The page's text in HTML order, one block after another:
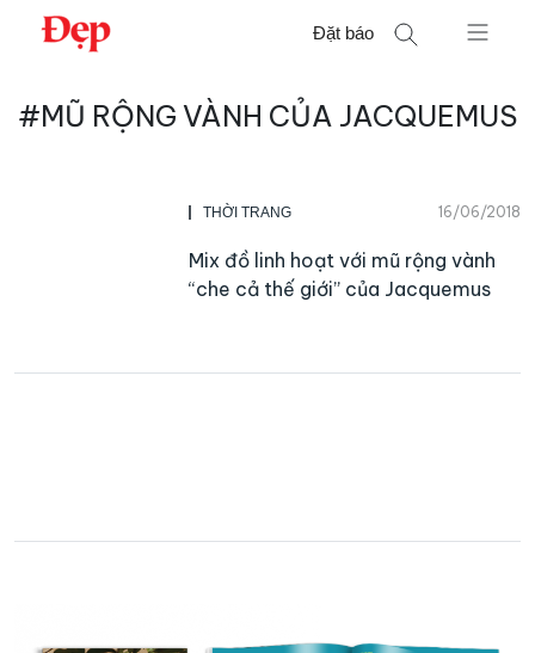
Chuyển
Đặt báo
kiếm
#MŨ RỘNG VÀNH CỦA JACQUEMUS
THỜI TRANG 16/06/2018
Mix đồ linh hoạt với mũ rộng vành
“che cả thế giới” của Jacquemus